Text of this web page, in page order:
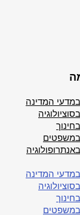
המדינה
במשפטים
המדינה
במשפטים